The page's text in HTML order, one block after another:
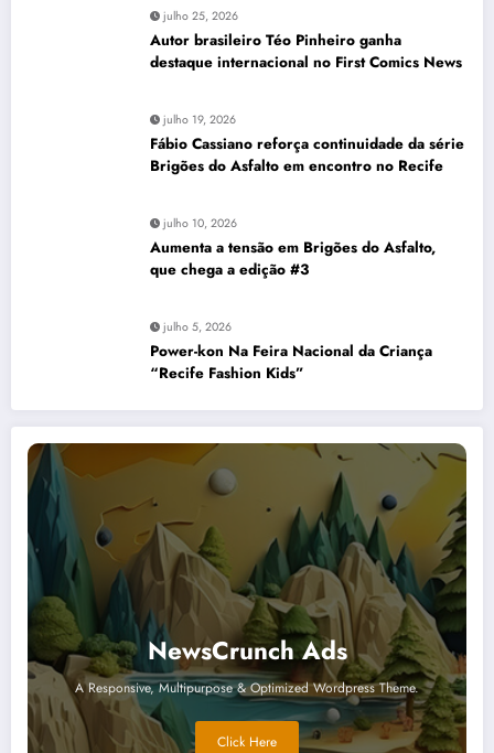
julho 25, 2026
Autor brasileiro Téo Pinheiro ganha
destaque internacional no First Comics News
julho 19, 2026
Fábio Cassiano reforça continuidade da série
Brigões do Asfalto em encontro no Recife
julho 10, 2026
Aumenta a tensão em Brigões do Asfalto,
que chega a edição #3
julho 5, 2026
Power-kon Na Feira Nacional da Criança
“Recife Fashion Kids”
NewsCrunch Ads
A Responsive, Multipurpose & Optimized Wordpress Theme.
Click Here